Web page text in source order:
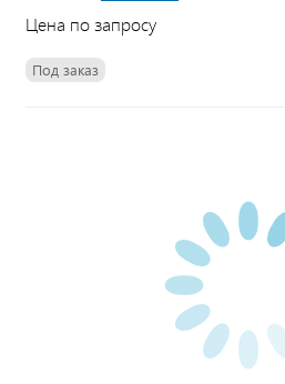
Цена по запросу
Под заказ